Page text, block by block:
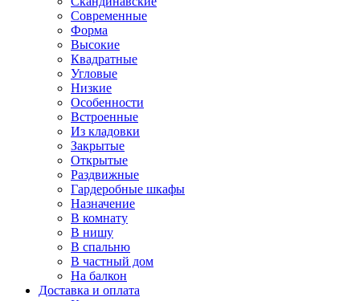
Современные
Форма
Высокие
Квадратные
Угловые
Низкие
Особенности
Встроенные
Из кладовки
Закрытые
Открытые
Раздвижные
Гардеробные шкафы
Назначение
В комнату
В нишу
В спальню
В частный дом
На балкон
Доставка и оплата